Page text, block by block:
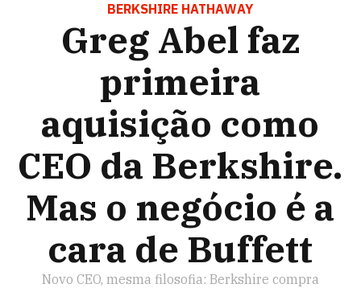
COMO CEO DA BERKSHIRE. MAS O
NEGÓCIO É A CARA DE BUFFETT
BERKSHIRE HATHAWAY
Greg Abel faz
primeira
aquisição como
CEO da Berkshire.
Mas o negócio é a
cara de Buffett
Novo CEO, mesma filosofia: Berkshire compra